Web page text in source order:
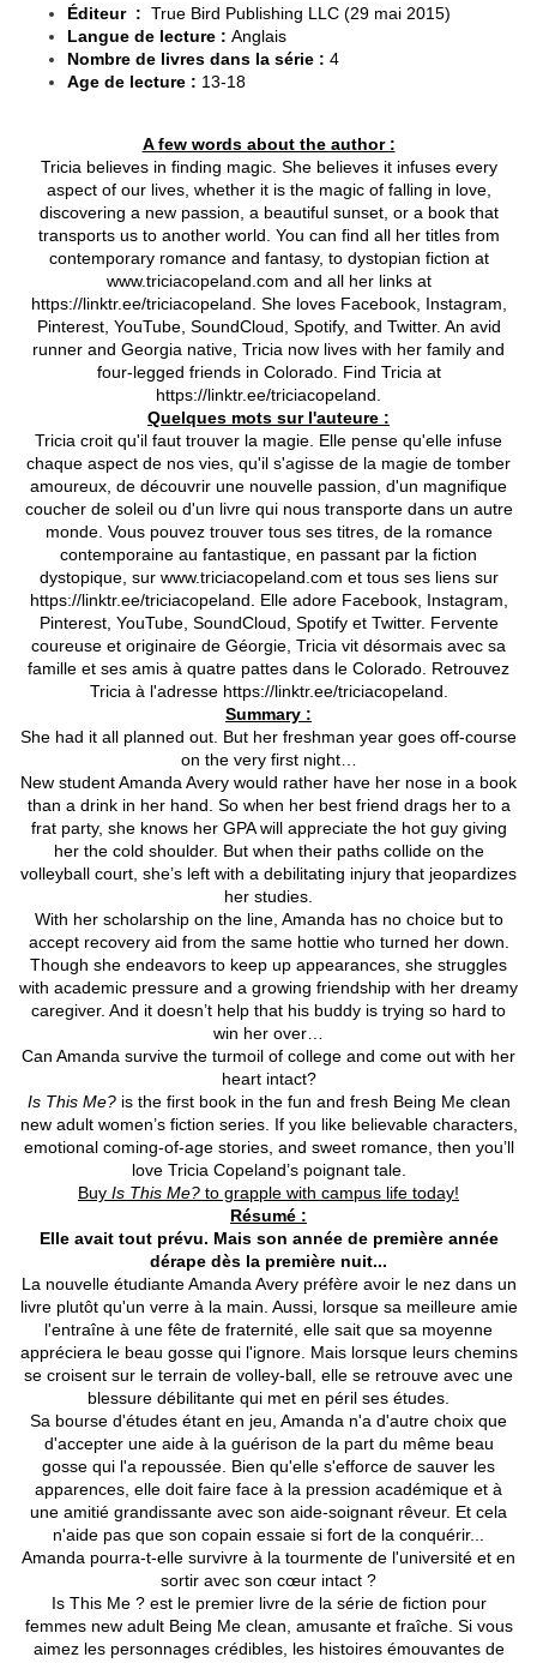
Éditeur ‏ : True Bird Publishing LLC (29 mai 2015)
Langue de lecture : Anglais
Nombre de livres dans la série : 4
Age de lecture : 13-18
A few words about the author :
Tricia believes in finding magic. She believes it infuses every
aspect of our lives, whether it is the magic of falling in love,
discovering a new passion, a beautiful sunset, or a book that
transports us to another world. You can find all her titles from
contemporary romance and fantasy, to dystopian fiction at
www.triciacopeland.com and all her links at
https://linktr.ee/triciacopeland. She loves Facebook, Instagram,
Pinterest, YouTube, SoundCloud, Spotify, and Twitter. An avid
runner and Georgia native, Tricia now lives with her family and
four-legged friends in Colorado. Find Tricia at
https://linktr.ee/triciacopeland.
Quelques mots sur l'auteure :
Tricia croit qu'il faut trouver la magie. Elle pense qu'elle infuse
chaque aspect de nos vies, qu'il s'agisse de la magie de tomber
amoureux, de découvrir une nouvelle passion, d'un magnifique
coucher de soleil ou d'un livre qui nous transporte dans un autre
monde. Vous pouvez trouver tous ses titres, de la romance
contemporaine au fantastique, en passant par la fiction
dystopique, sur www.triciacopeland.com et tous ses liens sur
https://linktr.ee/triciacopeland. Elle adore Facebook, Instagram,
Pinterest, YouTube, SoundCloud, Spotify et Twitter. Fervente
coureuse et originaire de Géorgie, Tricia vit désormais avec sa
famille et ses amis à quatre pattes dans le Colorado. Retrouvez
Tricia à l'adresse https://linktr.ee/triciacopeland.
Summary :
She had it all planned out. But her freshman year goes off-course
on the very first night…
New student Amanda Avery would rather have her nose in a book
than a drink in her hand. So when her best friend drags her to a
frat party, she knows her GPA will appreciate the hot guy giving
her the cold shoulder. But when their paths collide on the
volleyball court, she’s left with a debilitating injury that jeopardizes
her studies.
With her scholarship on the line, Amanda has no choice but to
accept recovery aid from the same hottie who turned her down.
Though she endeavors to keep up appearances, she struggles
with academic pressure and a growing friendship with her dreamy
caregiver. And it doesn’t help that his buddy is trying so hard to
win her over…
Can Amanda survive the turmoil of college and come out with her
heart intact?
Is This Me?is the first book in the fun and fresh Being Me clean
new adult women’s fiction series. If you like believable characters,
emotional coming-of-age stories, and sweet romance, then you’ll
love Tricia Copeland’s poignant tale.
Buy Is This Me? to grapple with campus life today!
Résumé :
Elle avait tout prévu. Mais son année de première année
dérape dès la première nuit...
La nouvelle étudiante Amanda Avery préfère avoir le nez dans un
livre plutôt qu'un verre à la main. Aussi, lorsque sa meilleure amie
l'entraîne à une fête de fraternité, elle sait que sa moyenne
appréciera le beau gosse qui l'ignore. Mais lorsque leurs chemins
se croisent sur le terrain de volley-ball, elle se retrouve avec une
blessure débilitante qui met en péril ses études.
Sa bourse d'études étant en jeu, Amanda n'a d'autre choix que
d'accepter une aide à la guérison de la part du même beau
gosse qui l'a repoussée. Bien qu'elle s'efforce de sauver les
apparences, elle doit faire face à la pression académique et à
une amitié grandissante avec son aide-soignant rêveur. Et cela
n'aide pas que son copain essaie si fort de la conquérir...
Amanda pourra-t-elle survivre à la tourmente de l'université et en
sortir avec son cœur intact ?
Is This Me ? est le premier livre de la série de fiction pour
femmes new adult Being Me clean, amusante et fraîche. Si vous
aimez les personnages crédibles, les histoires émouvantes de